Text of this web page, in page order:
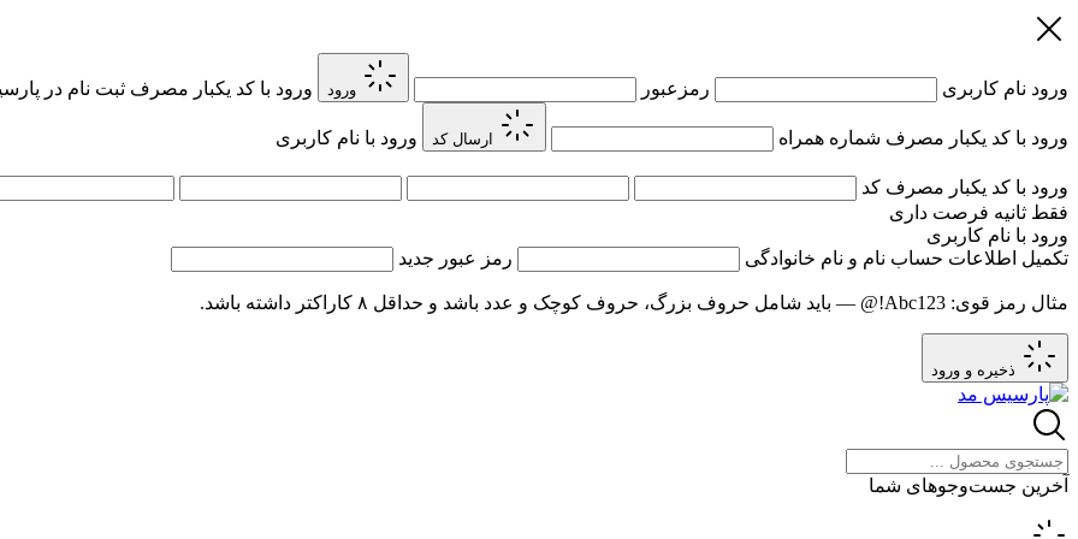
ورود نام کاربری رمزعبور ورود ورود با کد یکبار مصرف ثبت نام در
ورود با کد یکبار مصرف شماره همراه ارسال کد ورود با نام کاربری
ورود با کد یکبار مصرف کد
فقط ثانیه فرصت داری
ورود با نام کاربری
تکمیل اطلاعات حساب نام و نام خانوادگی رمز عبور جدید
مثال رمز قوی: Abc123!@ — باید شامل حروف بزرگ، حروف کوچک و عدد باشد و حداقل ۸ کاراکتر داشته باشد.
ذخیره و ورود
آخرین جست‌وجوهای شما